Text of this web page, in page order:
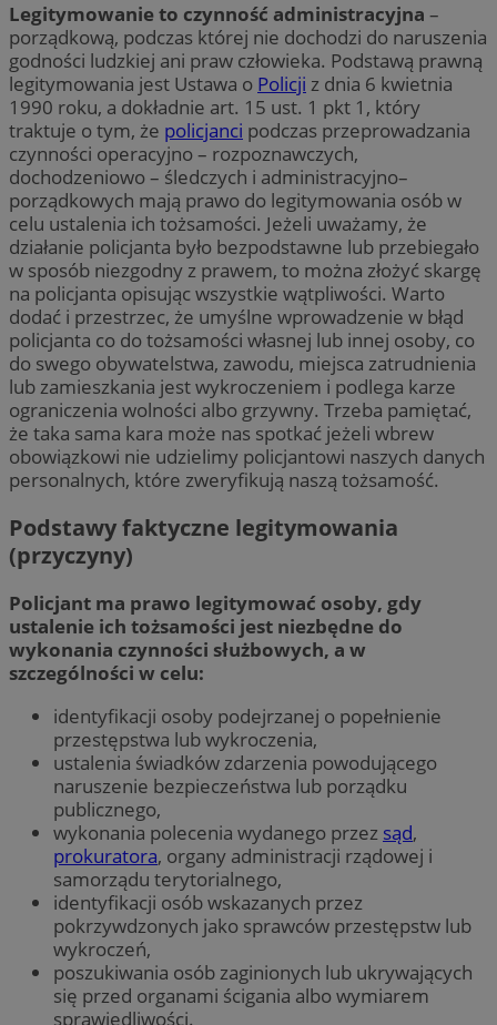
Legitymowanie to czynność administracyjna –
porządkową, podczas której nie dochodzi do naruszenia
godności ludzkiej ani praw człowieka. Podstawą prawną
legitymowania jest Ustawa o Policji z dnia 6 kwietnia
1990 roku, a dokładnie art. 15 ust. 1 pkt 1, który
traktuje o tym, że policjanci podczas przeprowadzania
czynności operacyjno – rozpoznawczych,
dochodzeniowo – śledczych i administracyjno–
porządkowych mają prawo do legitymowania osób w
celu ustalenia ich tożsamości. Jeżeli uważamy, że
działanie policjanta było bezpodstawne lub przebiegało
w sposób niezgodny z prawem, to można złożyć skargę
na policjanta opisując wszystkie wątpliwości. Warto
dodać i przestrzec, że umyślne wprowadzenie w błąd
policjanta co do tożsamości własnej lub innej osoby, co
do swego obywatelstwa, zawodu, miejsca zatrudnienia
lub zamieszkania jest wykroczeniem i podlega karze
ograniczenia wolności albo grzywny. Trzeba pamiętać,
że taka sama kara może nas spotkać jeżeli wbrew
obowiązkowi nie udzielimy policjantowi naszych danych
personalnych, które zweryfikują naszą tożsamość.
Podstawy faktyczne legitymowania
(przyczyny)
Policjant ma prawo legitymować osoby, gdy
ustalenie ich tożsamości jest niezbędne do
wykonania czynności służbowych, a w
szczególności w celu:
identyfikacji osoby podejrzanej o popełnienie
przestępstwa lub wykroczenia,
ustalenia świadków zdarzenia powodującego
naruszenie bezpieczeństwa lub porządku
publicznego,
wykonania polecenia wydanego przez sąd,
prokuratora, organy administracji rządowej i
samorządu terytorialnego,
identyfikacji osób wskazanych przez
pokrzywdzonych jako sprawców przestępstw lub
wykroczeń,
poszukiwania osób zaginionych lub ukrywających
się przed organami ścigania albo wymiarem
sprawiedliwości.